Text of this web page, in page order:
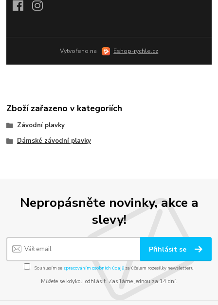
Vytvořeno na Eshop-rychle.cz
Zboží zařazeno v kategoriích
Závodní plavky
Dámské závodní plavky
Nepropásněte novinky, akce a
slevy!
Přihlásit se
Souhlasím se zpracováním osobních údajůza účelem rozesílky newsletteru.
Můžete se kdykoli odhlásit. Zasíláme jednou za 14 dní.